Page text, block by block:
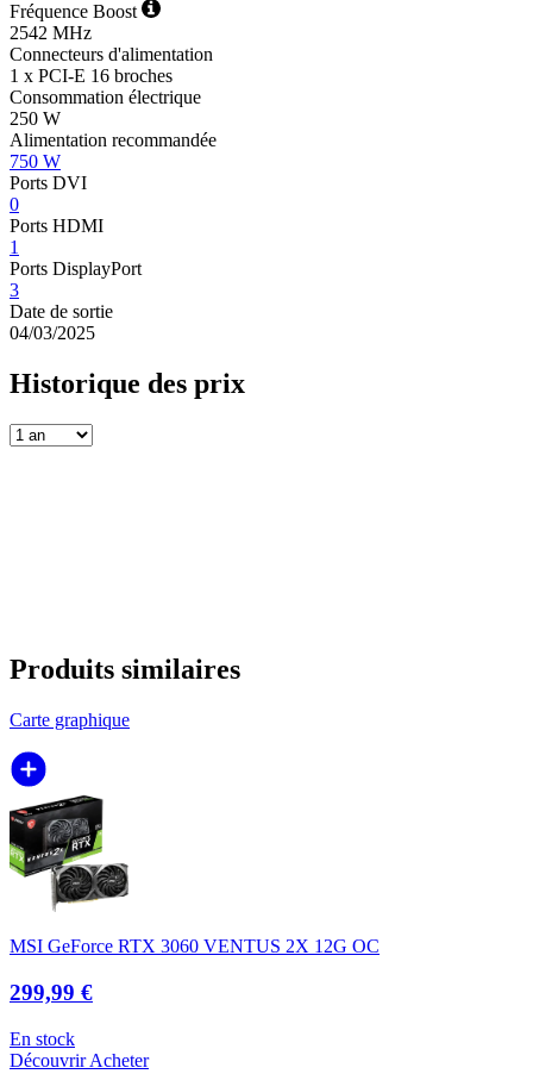
Fréquence Boost
2542 MHz
Connecteurs d'alimentation
1 x PCI-E 16 broches
Consommation électrique
250 W
Alimentation recommandée
750 W
Ports DVI
0
Ports HDMI
1
Ports DisplayPort
3
Date de sortie
04/03/2025
Historique des prix
Produits similaires
Carte graphique
MSI GeForce RTX 3060 VENTUS 2X 12G OC
299,99 €
En stock
DécouvrirAcheter